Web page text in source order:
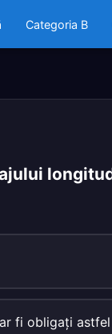
Categoria B
fi obligaţi